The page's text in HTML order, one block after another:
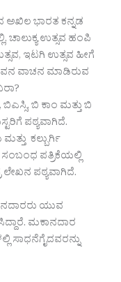
ಅಖಿಲ ಭಾರತ ಕನ್ನಡ
ಚಾಲುಕ್ಯ ಉತ್ಸವ ಹಂಪಿ
ಇಟಗಿ ಉತ್ಸವ ಹೀಗೆ
ವಾಚನ ಮಾಡಿರುವ
ಬಿ ಕಾಂ ಮತ್ತು ಬಿ
ಪಠ್ಯವಾಗಿದೆ.
ಕಲ್ಬುರ್ಗಿ
ಪತ್ರಿಕೆಯಲ್ಲಿ
ಲೇಖನ ಪಠ್ಯವಾಗಿದೆ.
ಯುವ
ಮಕಾನದಾರ
ಸಾಧನೆಗೈದವರನ್ನು